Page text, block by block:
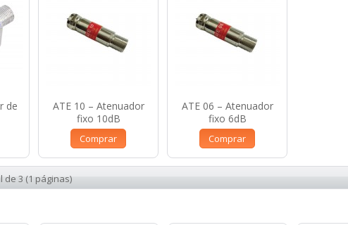
de
ATE 10 – Atenuador
fixo 10dB
Comprar
ATE 06 – Atenuador
fixo 6dB
Comprar
de 3 (1 páginas)